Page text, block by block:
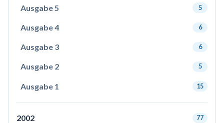
Ausgabe 5 5
Ausgabe 4 6
Ausgabe 3 6
Ausgabe 2 5
Ausgabe 1 15
2002 77